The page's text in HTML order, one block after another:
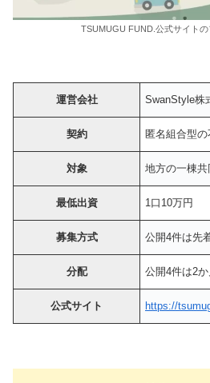
TSUMUGU FUND.公式サイト
運営会社 SwanStyle株
契約 匿名組合型
対象 地方の一棟共
最低出資 1口10万円
募集方式 公開4件は先
分配 公開4件は2か
公式サイト https://